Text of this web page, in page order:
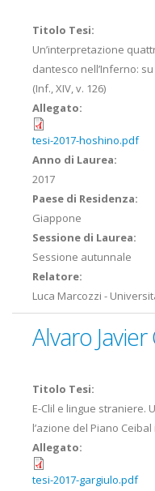
Titolo Tesi:
Un’interpretazione
dantesco nell’Inferno:
(Inf., XIV, v. 126)
Allegato:
tesi-2017-hoshino.pdf
Anno di Laurea:
2017
Paese di Residenza:
Giappone
Sessione di Laurea:
Sessione autunnale
Relatore:
Luca Marcozzi -
Alvaro
Titolo Tesi:
E-Clil e lingue straniere.
l’azione del Piano
Allegato:
tesi-2017-gargiulo.pdf